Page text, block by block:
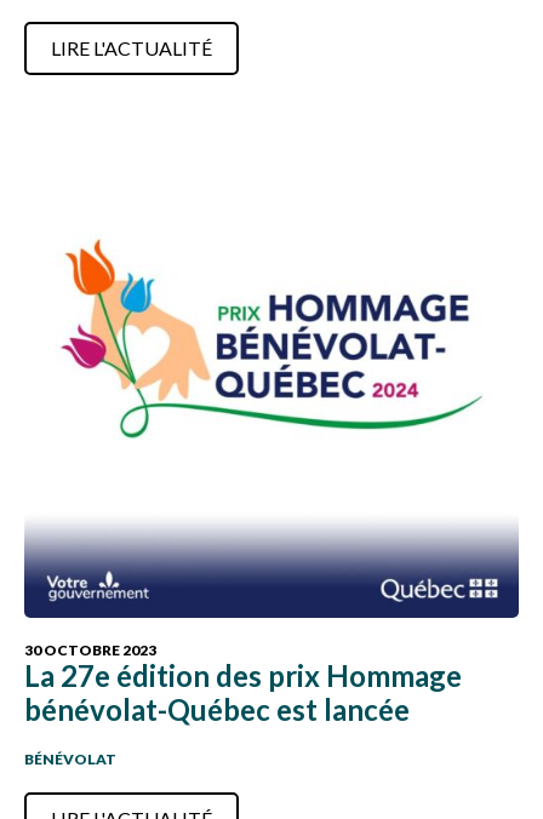
LIRE L'ACTUALITÉ
30 OCTOBRE 2023
La 27e édition des prix Hommage
bénévolat-Québec est lancée
BÉNÉVOLAT